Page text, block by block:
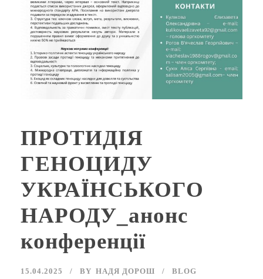
ПРОТИДІЯ
ГЕНОЦИДУ
УКРАЇНСЬКОГО
НАРОДУ_анонс
конференції
15.04.2025 BY НАДЯ ДОРОШ BLOG